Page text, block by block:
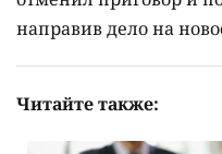
направив дело на
Читайте также: